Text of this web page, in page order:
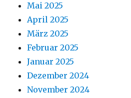
Mai 2025
April 2025
März 2025
Februar 2025
Januar 2025
Dezember 2024
November 2024